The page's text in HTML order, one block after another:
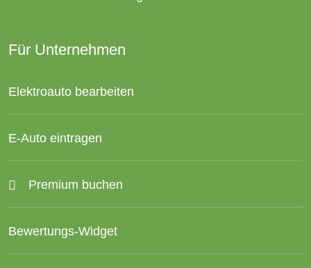
Für Unternehmen
Elektroauto bearbeiten
E-Auto eintragen
Premium buchen
Bewertungs-Widget